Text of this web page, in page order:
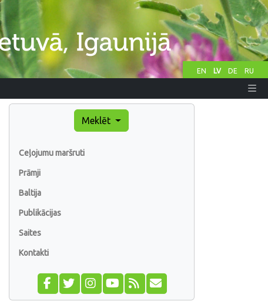
EN LV DE RU
Meklēt
Ceļojumu maršruti
Prāmji
Baltija
Publikācijas
Saites
Kontakti